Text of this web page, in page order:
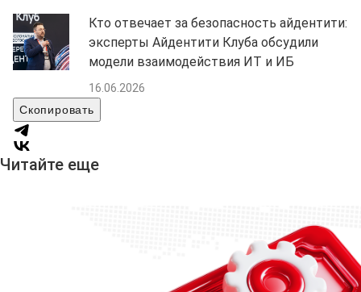
Кто отвечает за безопасность айдентити:
эксперты Айдентити Клуба обсудили
модели взаимодействия ИТ и ИБ
16.06.2026
Скопировать
Читайте еще